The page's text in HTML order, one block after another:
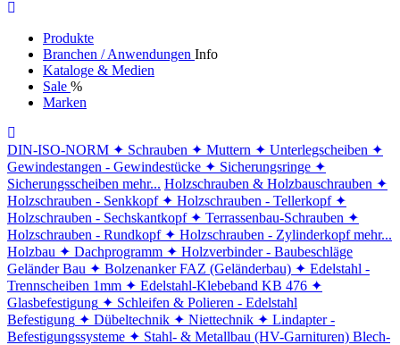
Produkte
Branchen / Anwendungen Info
Kataloge & Medien
Sale %
Marken
DIN-ISO-NORM ✦ Schrauben ✦ Muttern ✦ Unterlegscheiben ✦
Gewindestangen - Gewindestücke ✦ Sicherungsringe ✦
Sicherungsscheiben mehr... Holzschrauben & Holzbauschrauben ✦
Holzschrauben - Senkkopf ✦ Holzschrauben - Tellerkopf ✦
Holzschrauben - Sechskantkopf ✦ Terrassenbau-Schrauben ✦
Holzschrauben - Rundkopf ✦ Holzschrauben - Zylinderkopf mehr...
Holzbau ✦ Dachprogramm ✦ Holzverbinder - Baubeschläge
Geländer Bau ✦ Bolzenanker FAZ (Geländerbau) ✦ Edelstahl -
Trennscheiben 1mm ✦ Edelstahl-Klebeband KB 476 ✦
Glasbefestigung ✦ Schleifen & Polieren - Edelstahl
Befestigung ✦ Dübeltechnik ✦ Niettechnik ✦ Lindapter -
Befestigungssysteme ✦ Stahl- & Metallbau (HV-Garnituren) Blech-